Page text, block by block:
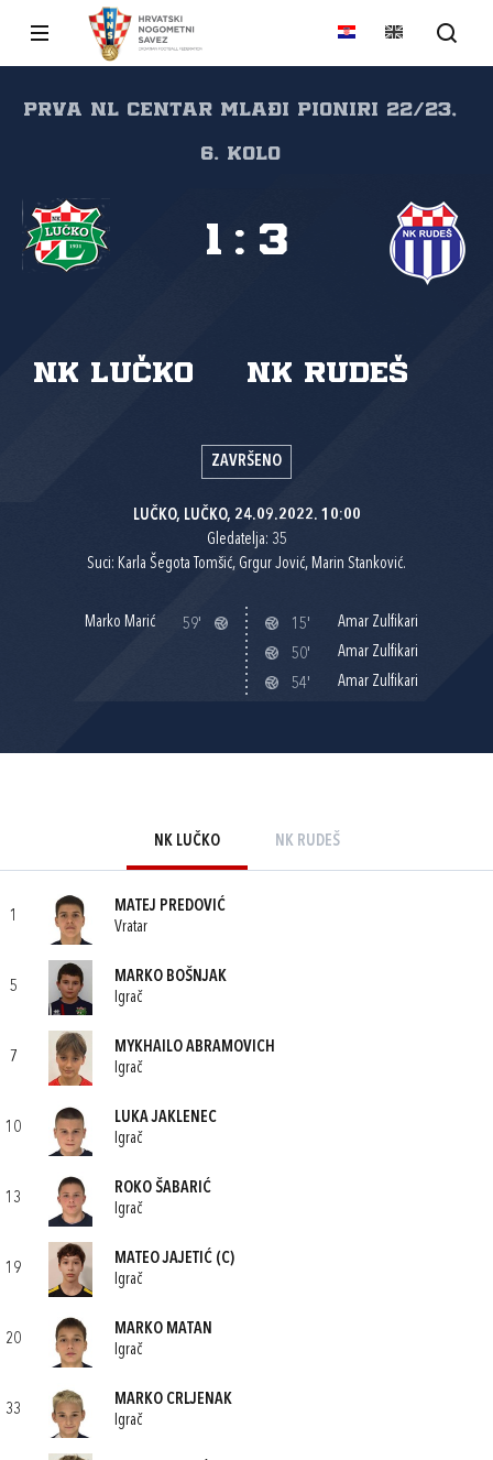
Prva NL Centar mlađi pioniri 22/23,
6. kolo
NK Lučko NK Rudeš
1 : 3
ZAVRŠENO
LUČKO, LUČKO, 24.09.2022. 10:00
Gledatelja: 35
Suci: Karla Šegota Tomšić, Grgur Jović, Marin Stanković.
Marko Marić 59' 15'
Amar Zulfikari
50'
Amar Zulfikari
54'
Amar Zulfikari
NK LUČKO NK RUDEŠ
1
MATEJ PREDOVIĆ
Vratar
5
MARKO BOŠNJAK
Igrač
7
MYKHAILO ABRAMOVICH
Igrač
10
LUKA JAKLENEC
Igrač
13
ROKO ŠABARIĆ
Igrač
19
MATEO JAJETIĆ (C)
Igrač
20
MARKO MATAN
Igrač
33
MARKO CRLJENAK
Igrač